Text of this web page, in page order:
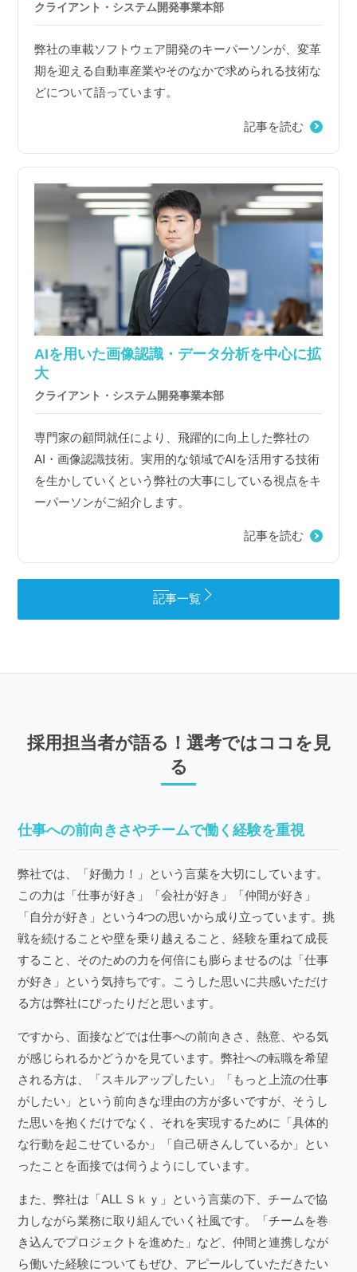
クライアント・システム開発事業本部
弊社の車載ソフトウェア開発のキーパーソンが、変革
期を迎える自動車産業やそのなかで求められる技術な
どについて語っています。
記事を読む
AIを用いた画像認識・データ分析を中心に拡
大
クライアント・システム開発事業本部
専門家の顧問就任により、飛躍的に向上した弊社の
AI・画像認識技術。実用的な領域でAIを活用する技術
を生かしていくという弊社の大事にしている視点をキ
ーパーソンがご紹介します。
記事を読む
記事一覧
採用担当者が語る！選考ではココを見
る
仕事への前向きさやチームで働く経験を重視
弊社では、「好働力！」という言葉を大切にしています。
この力は「仕事が好き」「会社が好き」「仲間が好き」
「自分が好き」という4つの思いから成り立っています。挑
戦を続けることや壁を乗り越えること、経験を重ねて成長
すること、そのための力を何倍にも膨らませるのは「仕事
が好き」という気持ちです。こうした思いに共感いただけ
る方は弊社にぴったりだと思います。
ですから、面接などでは仕事への前向きさ、熱意、やる気
が感じられるかどうかを見ています。弊社への転職を希望
される方は、「スキルアップしたい」「もっと上流の仕事
がしたい」という前向きな理由の方が多いですが、そうし
た思いを抱くだけでなく、それを実現するために「具体的
な行動を起こせているか」「自己研さんしているか」とい
ったことを面接では伺うようにしています。
また、弊社は「ALL Ｓｋｙ」という言葉の下、チームで協
力しながら業務に取り組んでいく社風です。「チームを巻
き込んでプロジェクトを進めた」など、仲間と連携しなが
ら働いた経験についてもぜひ、アピールしていただきたい